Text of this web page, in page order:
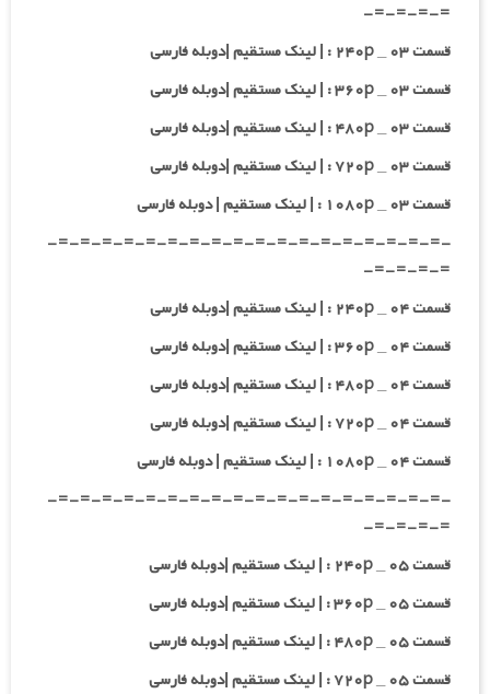
=-=-=-=-
قسمت ۰۳ _ ۲۴۰p : | لینک مستقیم |دوبله فارسی
قسمت ۰۳ _ ۳۶۰p : | لینک مستقیم |دوبله فارسی
قسمت ۰۳ _ ۴۸۰p : | لینک مستقیم |دوبله فارسی
قسمت ۰۳ _ ۷۲۰p : | لینک مستقیم |دوبله فارسی
قسمت ۰۳ _ ۱۰۸۰p : | لینک مستقیم | دوبله فارسی
-=-=-=-=-=-=-=-=-=-=-=-=-=-=-=-=-=-=-
=-=-=-=-
قسمت ۰۴ _ ۲۴۰p : | لینک مستقیم |دوبله فارسی
قسمت ۰۴ _ ۳۶۰p : | لینک مستقیم |دوبله فارسی
قسمت ۰۴ _ ۴۸۰p : | لینک مستقیم |دوبله فارسی
قسمت ۰۴ _ ۷۲۰p : | لینک مستقیم |دوبله فارسی
قسمت ۰۴ _ ۱۰۸۰p : | لینک مستقیم | دوبله فارسی
-=-=-=-=-=-=-=-=-=-=-=-=-=-=-=-=-=-=-
=-=-=-=-
قسمت ۰۵ _ ۲۴۰p : | لینک مستقیم |دوبله فارسی
قسمت ۰۵ _ ۳۶۰p : | لینک مستقیم |دوبله فارسی
قسمت ۰۵ _ ۴۸۰p : | لینک مستقیم |دوبله فارسی
قسمت ۰۵ _ ۷۲۰p : | لینک مستقیم |دوبله فارسی